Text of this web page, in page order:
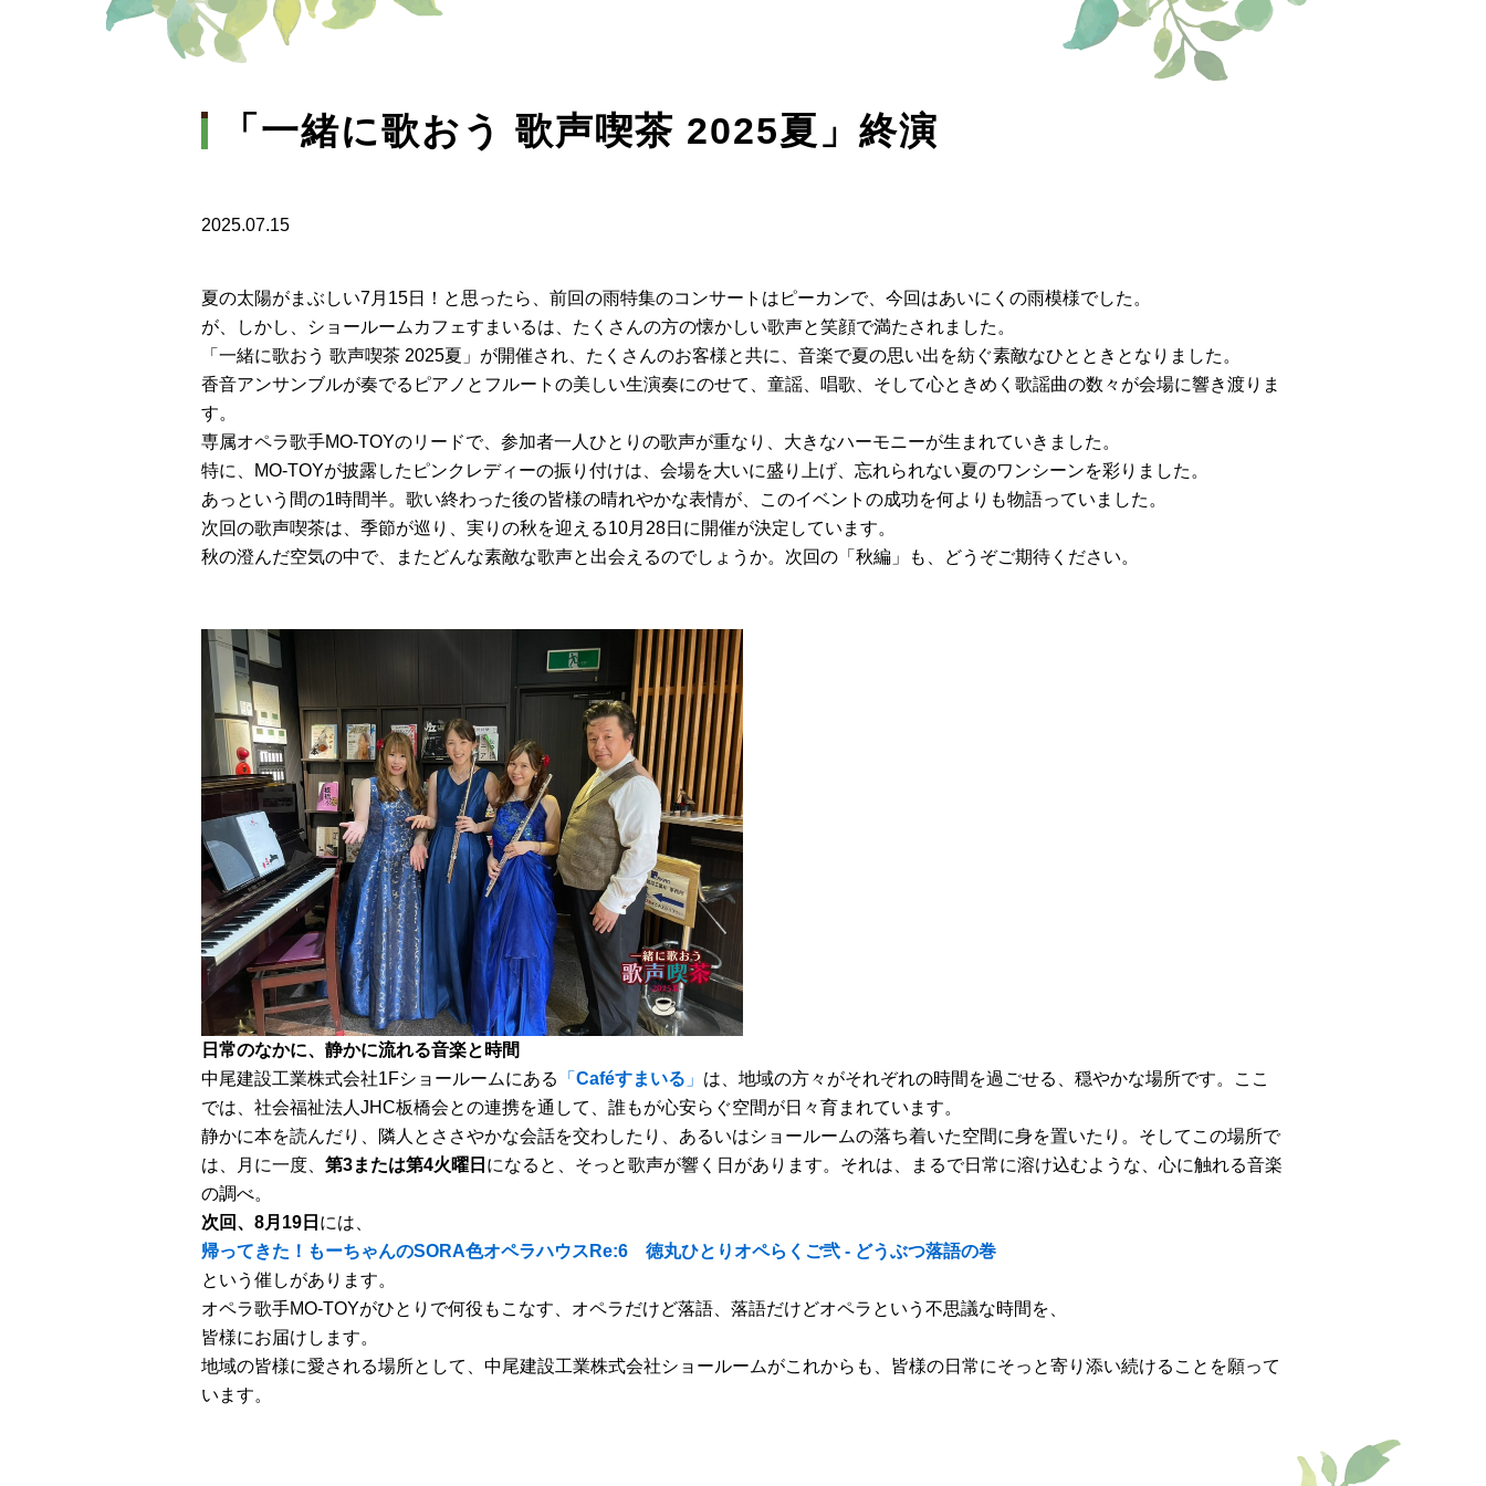
「一緒に歌おう 歌声喫茶 2025夏」終演
2025.07.15
夏の太陽がまぶしい7月15日！と思ったら、前回の雨特集のコンサートはピーカンで、今回はあいにくの雨模様でした。
が、しかし、ショールームカフェすまいるは、たくさんの方の懐かしい歌声と笑顔で満たされました。
「一緒に歌おう 歌声喫茶 2025夏」が開催され、たくさんのお客様と共に、音楽で夏の思い出を紡ぐ素敵なひとときとなりました。
香音アンサンブルが奏でるピアノとフルートの美しい生演奏にのせて、童謡、唱歌、そして心ときめく歌謡曲の数々が会場に響き渡りま
す。
専属オペラ歌手MO-TOYのリードで、参加者一人ひとりの歌声が重なり、大きなハーモニーが生まれていきました。
特に、MO-TOYが披露したピンクレディーの振り付けは、会場を大いに盛り上げ、忘れられない夏のワンシーンを彩りました。
あっという間の1時間半。歌い終わった後の皆様の晴れやかな表情が、このイベントの成功を何よりも物語っていました。
次回の歌声喫茶は、季節が巡り、実りの秋を迎える10月28日に開催が決定しています。
秋の澄んだ空気の中で、またどんな素敵な歌声と出会えるのでしょうか。次回の「秋編」も、どうぞご期待ください。
日常のなかに、静かに流れる音楽と時間
中尾建設工業株式会社1Fショールームにある
「 Caféすまいる 」 は、地域の方々がそれぞれの時間を過ごせる、穏やかな場所です。ここ
では、社会福祉法人JHC板橋会との連携を通して、誰もが心安らぐ空間が日々育まれています。
静かに本を読んだり、隣人とささやかな会話を交わしたり、あるいはショールームの落ち着いた空間に身を置いたり。そしてこの場所で
は、月に一度、 第3または第4火曜日 になると、そっと歌声が響く日があります。それは、まるで日常に溶け込むような、心に触れる音楽
の調べ。
次回、8月19日 には、
帰ってきた！もーちゃんのSORA色オペラハウスRe:6 徳丸ひとりオペらくご弐 - どうぶつ落語の巻
という催しがあります。
オペラ歌手MO-TOYがひとりで何役もこなす、オペラだけど落語、落語だけどオペラという不思議な時間を、
皆様にお届けします。
地域の皆様に愛される場所として、中尾建設工業株式会社ショールームがこれからも、皆様の日常にそっと寄り添い続けることを願って
います。